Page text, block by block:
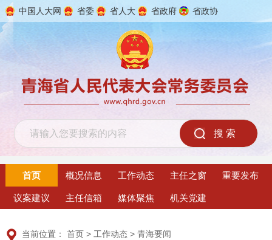
中国人大网 省委 省人大 省政府 省政协
首页 概况信息 工作动态 主任之窗 重要发布
议案建议 主任信箱 媒体聚焦 机关党建
当前位置：首页 >工作动态 >青海要闻